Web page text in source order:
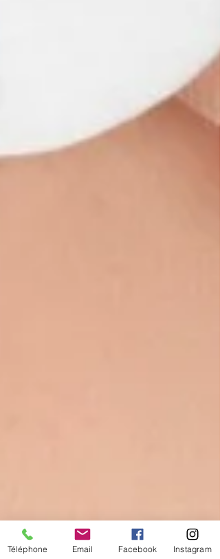
Téléphone Email Facebook Instagram